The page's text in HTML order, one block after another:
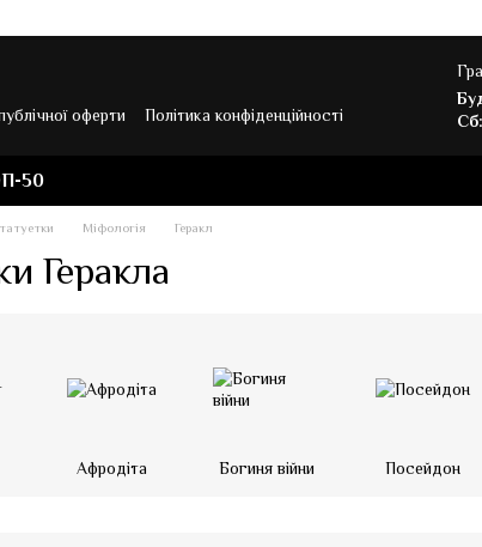
оферти
Політика конфіденційності
Сб:
50
Міфологія Геракл
Геракла
Афродіта Богиня війни Посейдон